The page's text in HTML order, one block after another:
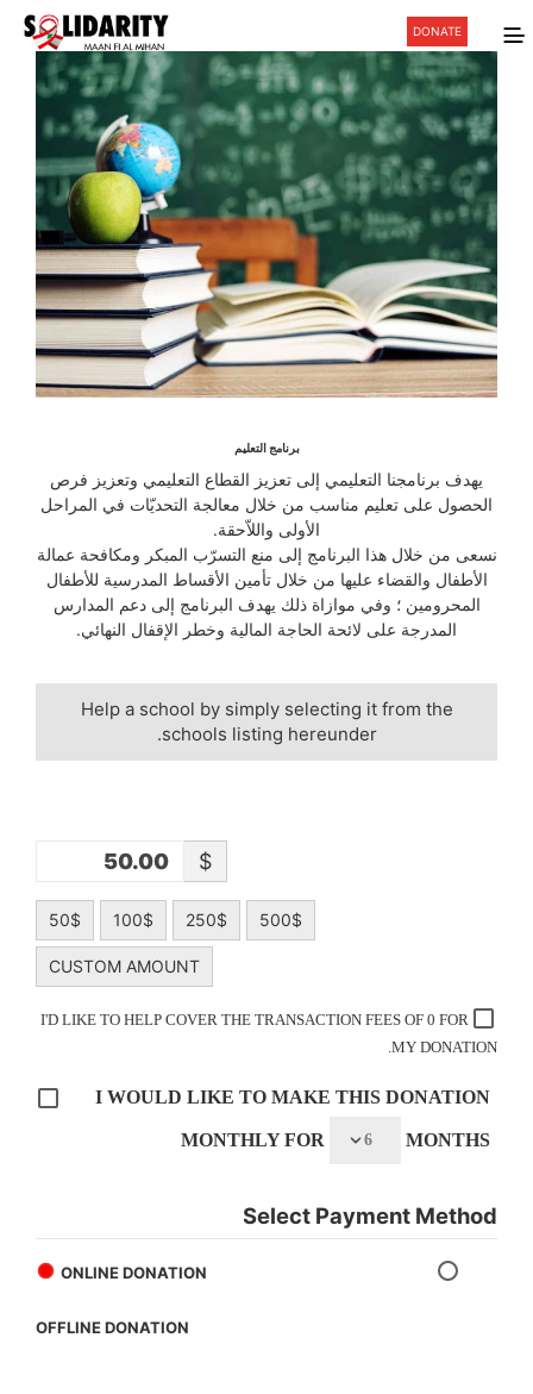
DONATE
برنامج التعليم
يهدف برنامجنا التعليمي إلى تعزيز القطاع التعليمي وتعزيز فرص
الحصول على تعليم مناسب من خلال معالجة التحديّات في المراحل
الأولى واللاّحقة.
نسعى من خلال هذا البرنامج إلى منع التسرّب المبكر ومكافحة عمالة
الأطفال والقضاء عليها من خلال تأمين الأقساط المدرسية للأطفال
المحرومين ؛ وفي موازاة ذلك يهدف البرنامج إلى دعم المدارس
المدرجة على لائحة الحاجة المالية وخطر الإقفال النهائي.
Help a school by simply selecting it from the
schools listing hereunder.
$
50$ 100$ 250$ 500$
CUSTOM AMOUNT
I'D LIKE TO HELP COVER THE TRANSACTION FEES OF 0 FOR
MY DONATION.
I WOULD LIKE TO MAKE THIS DONATION
MONTHLY FOR MONTHS
Select Payment Method
ONLINE DONATION
OFFLINE DONATION